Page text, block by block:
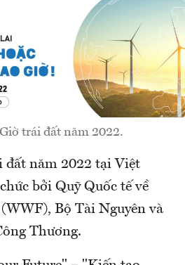
trái đất năm 2022.
đất năm 2022 tại Việt
bởi Quỹ Quốc tế về
Bộ Tài Nguyên và
Thương.